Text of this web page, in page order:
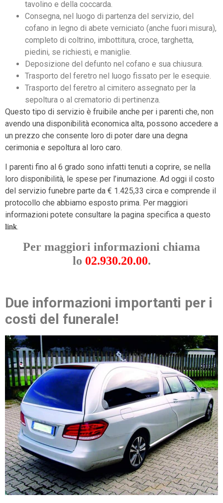
tavolino e della coccarda.
Consegna, nel luogo di partenza del servizio, del
cofano in legno di abete verniciato (anche fuori misura),
completo di coltrino, imbottitura, croce, targhetta,
piedini, se richiesti, e maniglie.
Deposizione del defunto nel cofano e sua chiusura.
Trasporto del feretro nel luogo fissato per le esequie.
Trasporto del feretro al cimitero assegnato per la
sepoltura o al crematorio di pertinenza.
Questo tipo di servizio è fruibile anche per i parenti che, non
avendo una disponibilità economica alta, possono accedere a
un prezzo che consente loro di poter dare una degna
cerimonia e sepoltura al loro caro.
I parenti fino al 6 grado sono infatti tenuti a coprire, se nella
loro disponibilità, le spese per l’inumazione. Ad oggi il costo
del servizio funebre parte da € 1.425,33 circa e comprende il
protocollo che abbiamo esposto prima. Per maggiori
informazioni potete consultare la pagina specifica a questo
link.
Per maggiori informazioni chiama
lo 02.930.20.00.
Due informazioni importanti per i
costi del funerale!